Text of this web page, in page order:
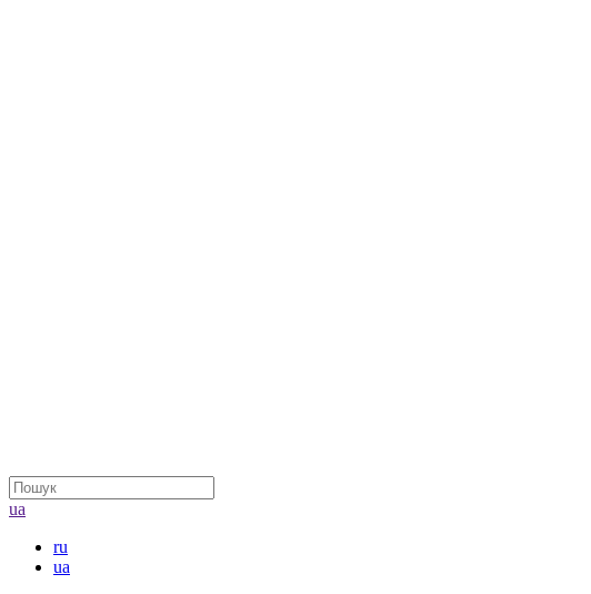
ua
ru
ua